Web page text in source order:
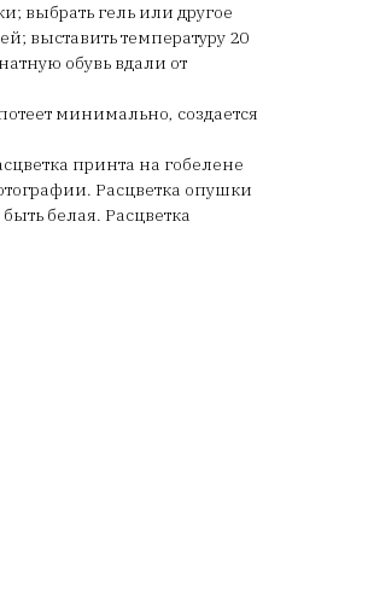
выбрать гель или другое
выставить температуру 20
обувь вдали от
минимально, создается
принта на гобелене
Расцветка опушки
белая. Расцветка